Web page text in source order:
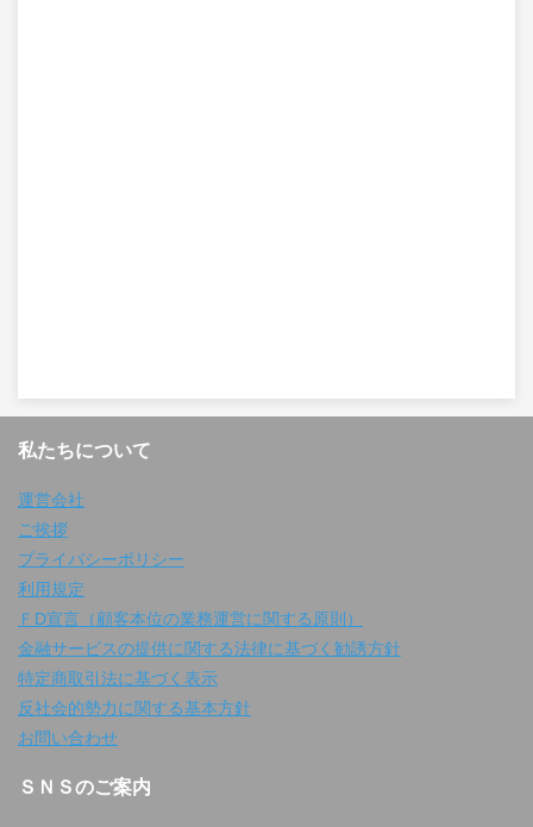
私たちについて
運営会社
ご挨拶
プライバシーポリシー
利用規定
ＦD宣言（顧客本位の業務運営に関する原則）
金融サービスの提供に関する法律に基づく勧誘方針
特定商取引法に基づく表示
反社会的勢力に関する基本方針
お問い合わせ
ＳＮＳのご案内